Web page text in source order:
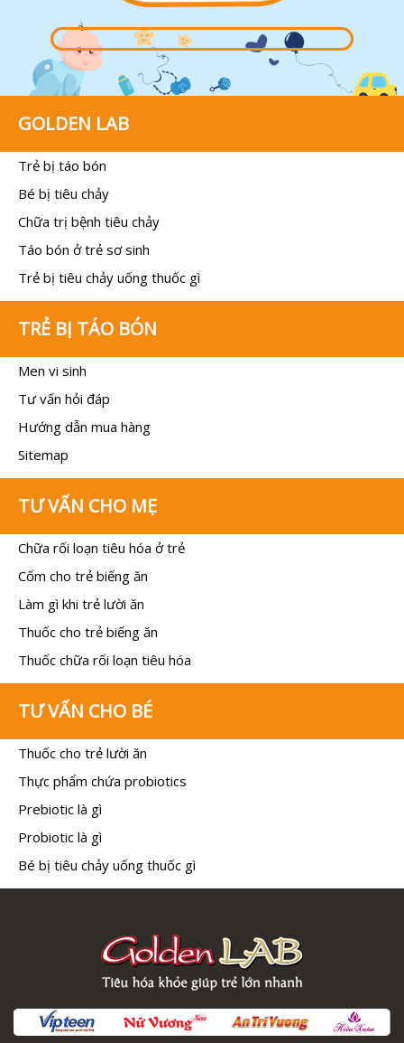
GOLDEN LAB
Trẻ bị táo bón
Bé bị tiêu chảy
Chữa trị bệnh tiêu chảy
Táo bón ở trẻ sơ sinh
Trẻ bị tiêu chảy uống thuốc gì
TRẺ BỊ TÁO BÓN
Men vi sinh
Tư vấn hỏi đáp
Hướng dẫn mua hàng
Sitemap
TƯ VẤN CHO MẸ
Chữa rối loạn tiêu hóa ở trẻ
Cốm cho trẻ biếng ăn
Làm gì khi trẻ lười ăn
Thuốc cho trẻ biếng ăn
Thuốc chữa rối loạn tiêu hóa
TƯ VẤN CHO BÉ
Thuốc cho trẻ lười ăn
Thực phẩm chứa probiotics
Prebiotic là gì
Probiotic là gì
Bé bị tiêu chảy uống thuốc gì